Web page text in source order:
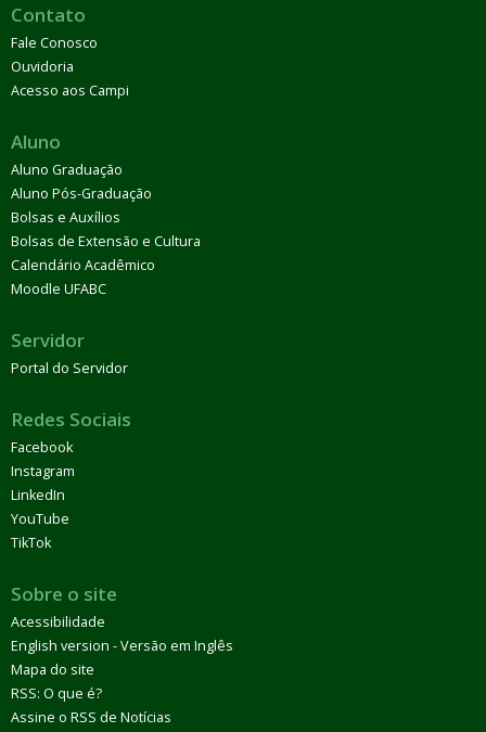
Contato
Fale Conosco
Ouvidoria
Acesso aos Campi
Aluno
Aluno Graduação
Aluno Pós-Graduação
Bolsas e Auxílios
Bolsas de Extensão e Cultura
Calendário Acadêmico
Moodle UFABC
Servidor
Portal do Servidor
Redes Sociais
Facebook
Instagram
LinkedIn
YouTube
TikTok
Sobre o site
Acessibilidade
English version - Versão em Inglês
Mapa do site
RSS: O que é?
Assine o RSS de Notícias